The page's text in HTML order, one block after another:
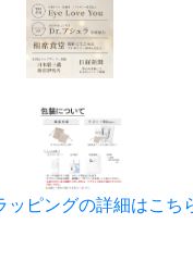
ッピングの詳細はこち